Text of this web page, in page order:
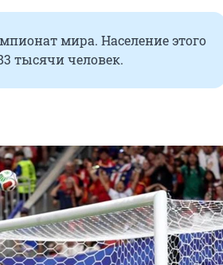
мира. Население этого
тысячи человек.